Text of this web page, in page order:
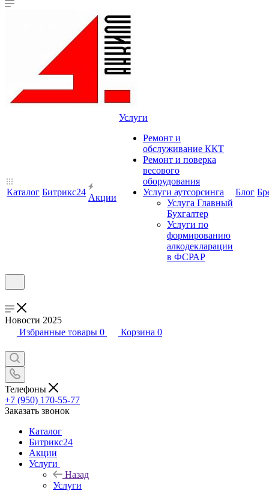
Каталог Битрикс24
Акции
Услуги
Ремонт и
обслуживание ККТ
Ремонт и поверка
весового
оборудования
Услуги аутсорсинга
Услуга Главный
Бухгалтер
Услуги по
формированию
алкодекларации
в ФСРАР
Блог
Новости 2025
Избранные товары 0 Корзина 0
Телефоны
+7 (950) 170-55-77
Заказать звонок
Каталог
Битрикс24
Акции
Услуги
Назад
Услуги